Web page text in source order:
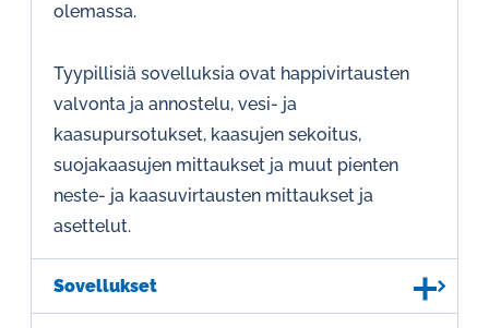
olemassa.
Tyypillisiä sovelluksia ovat happivirtausten
valvonta ja annostelu, vesi- ja
kaasupursotukset, kaasujen sekoitus,
suojakaasujen mittaukset ja muut pienten
neste- ja kaasuvirtausten mittaukset ja
asettelut.
Sovellukset